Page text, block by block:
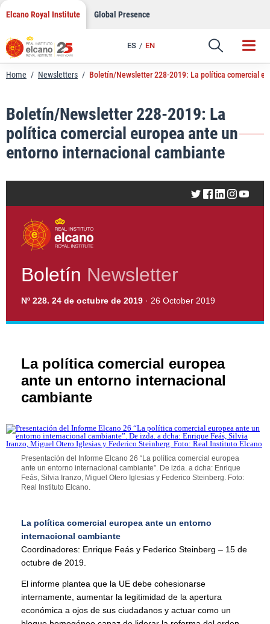
Skip
content
Elcano Royal Institute Global Presence
ES EN
Link
Home / Newsletters / Boletín/Newsletter 228-2019: La política comercial
Boletín/Newsletter 228-2019: La
política comercial europea ante un
entorno internacional cambiante